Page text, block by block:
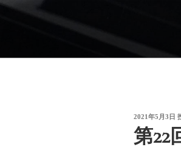
コ
脳や筋肉
投
稿
日:
2021年5月3日
第22